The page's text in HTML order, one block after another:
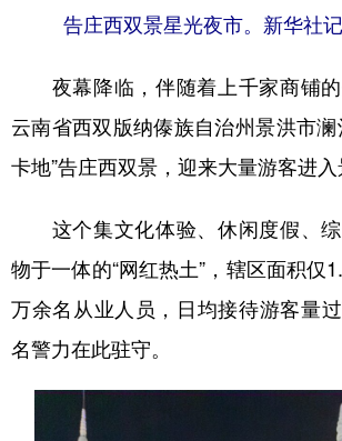
告庄西双景星光夜市。新华社
夜幕降临，伴随着上千家商铺的
云南省西双版纳傣族自治州景洪市
卡地”告庄西双景，迎来大量游客进入
这个集文化体验、休闲度假、综
物于一体的“网红热土”，辖区面积仅
万余名从业人员，日均接待游客量
名警力在此驻守。